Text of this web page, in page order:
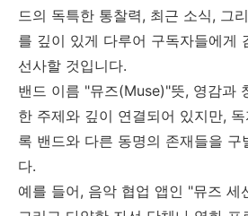
드의 독특한 통찰력, 최근 소식, 그
를 깊이 있게 다루어 구독자들에게
선사할 것입니다.
밴드 이름 "뮤즈(Muse)"뜻, 영감과
한 주제와 깊이 연결되어 있지만,
록 밴드와 다른 동명의 존재들을 구
다.
예를 들어, 음악 협업 앱인 "뮤즈 세